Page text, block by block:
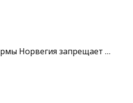
Норвегия запрещает …